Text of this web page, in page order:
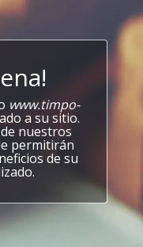
www.timpo-
a su sitio.
nuestros
permitirán
de su